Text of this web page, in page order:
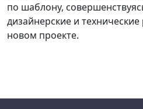
по шаблону,
дизайнерские и
новом проекте.